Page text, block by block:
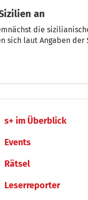
an
die
sich laut Angaben der
s+ im Überblick
Events
Rätsel
Leserreporter